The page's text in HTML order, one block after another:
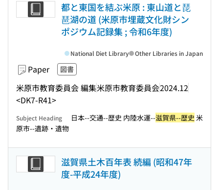
都と東国を結ぶ米原 : 東山道と琵
琶湖の道 (米原市埋蔵文化財シン
ポジウム記録集 ; 令和6年度)
Paper 図書
米原市教育委員会 編集米原市教育委員会2024.12
<DK7-R41>
National Diet Library Other Libraries in Japan
Subject Heading 日本--交通--歴史 内陸水運--滋賀県--歴史 米
原市--遺跡・遺物
滋賀県土木百年表 続編 (昭和47年
度-平成24年度)